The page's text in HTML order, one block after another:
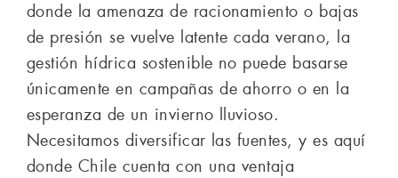
donde la amenaza de racionamiento o bajas
de presión se vuelve latente cada verano, la
gestión hídrica sostenible no puede basarse
únicamente en campañas de ahorro o en la
esperanza de un invierno lluvioso.
Necesitamos diversificar las fuentes, y es aquí
donde Chile cuenta con una ventaja